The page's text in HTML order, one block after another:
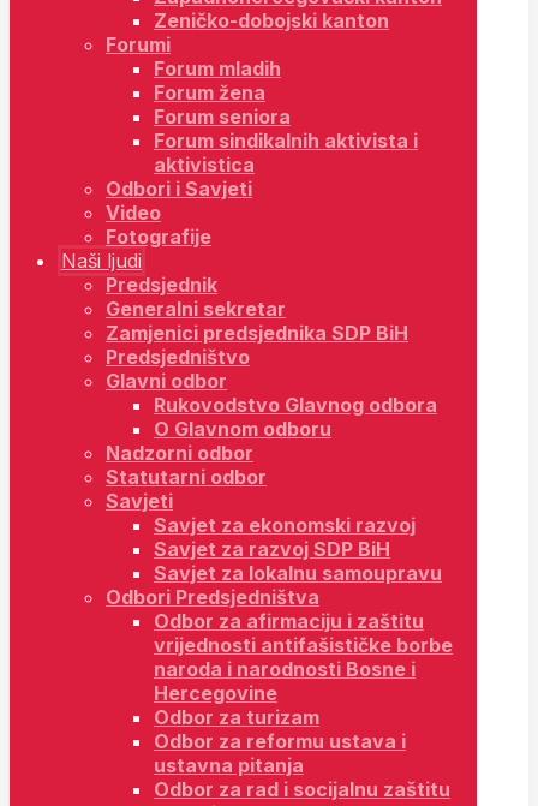
Zeničko-dobojski kanton
Forumi
Forum mladih
Forum žena
Forum seniora
Forum sindikalnih aktivista i
aktivistica
Odbori i Savjeti
Video
Fotografije
Naši ljudi
Predsjednik
Generalni sekretar
Zamjenici predsjednika SDP BiH
Predsjedništvo
Glavni odbor
Rukovodstvo Glavnog odbora
O Glavnom odboru
Nadzorni odbor
Statutarni odbor
Savjeti
Savjet za ekonomski razvoj
Savjet za razvoj SDP BiH
Savjet za lokalnu samoupravu
Odbori Predsjedništva
Odbor za afirmaciju i zaštitu
vrijednosti antifašističke borbe
naroda i narodnosti Bosne i
Hercegovine
Odbor za turizam
Odbor za reformu ustava i
ustavna pitanja
Odbor za rad i socijalnu zaštitu